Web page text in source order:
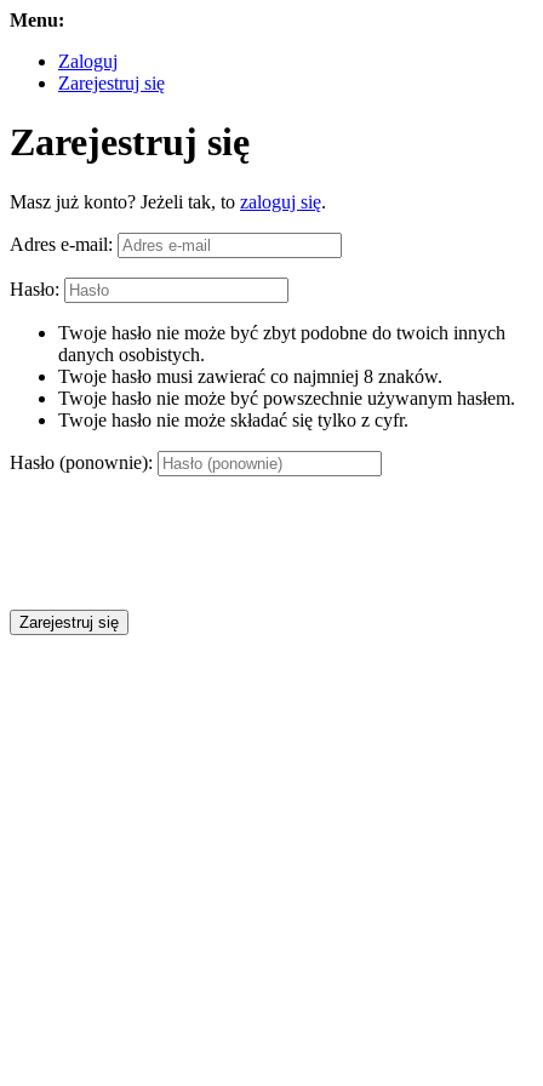
Menu:
Zaloguj
Zarejestruj się
Zarejestruj się
Masz już konto? Jeżeli tak, to zaloguj się.
Adres e-mail:
Hasło:
Twoje hasło nie może być zbyt podobne do twoich innych
danych osobistych.
Twoje hasło musi zawierać co najmniej 8 znaków.
Twoje hasło nie może być powszechnie używanym hasłem.
Twoje hasło nie może składać się tylko z cyfr.
Hasło (ponownie):
Zarejestruj się